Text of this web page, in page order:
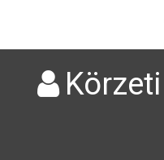
Körzeti